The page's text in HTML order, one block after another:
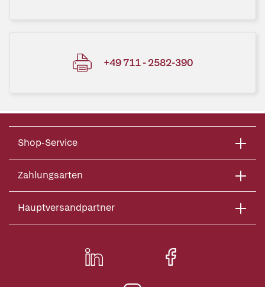
+49 711 - 2582-390
Shop-Service
Zahlungsarten
Hauptversandpartner